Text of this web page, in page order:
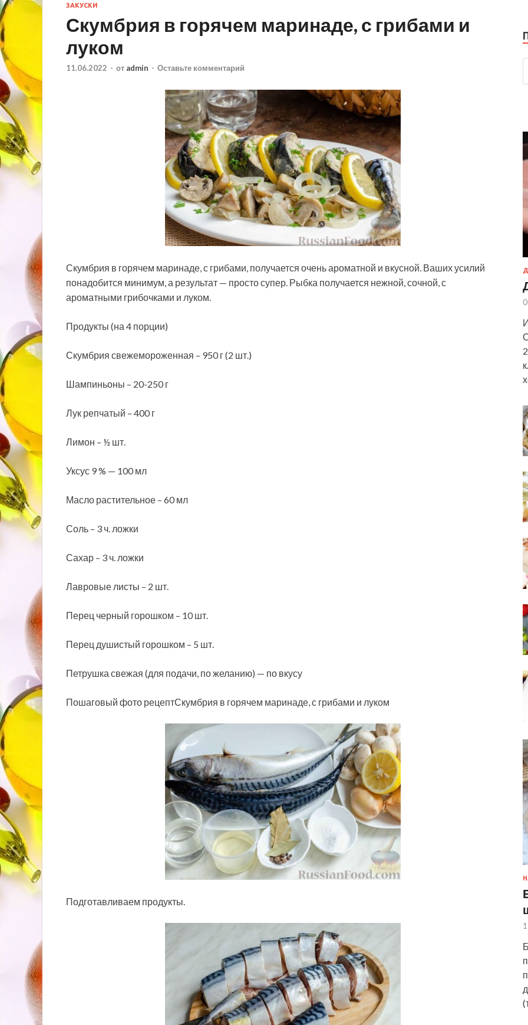
ЗАКУСКИ
Скумбрия в горячем маринаде, с грибами и
луком
11.06.2022 - от admin - Оставьте комментарий
Скумбрия в горячем маринаде, с грибами, получается очень ароматной и вкусной. Ваших усилий
понадобится минимум, а результат — просто супер. Рыбка получается нежной, сочной, с
ароматными грибочками и луком.
Продукты (на 4 порции)
Скумбрия свежемороженная – 950 г (2 шт.)
Шампиньоны – 20-250 г
Лук репчатый – 400 г
Лимон – ½ шт.
Уксус 9 % — 100 мл
Масло растительное – 60 мл
Соль – 3 ч. ложки
Сахар – 3 ч. ложки
Лавровые листы – 2 шт.
Перец черный горошком – 10 шт.
Перец душистый горошком – 5 шт.
Петрушка свежая (для подачи, по желанию) — по вкусу
Пошаговый фото рецептСкумбрия в горячем маринаде, с грибами и луком
Подготавливаем продукты.